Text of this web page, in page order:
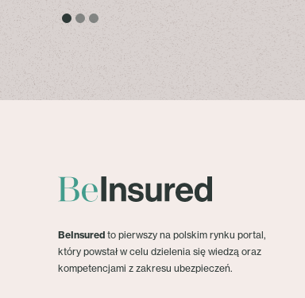
BeInsured to pierwszy na polskim rynku portal,
który powstał w celu dzielenia się wiedzą oraz
kompetencjami z zakresu ubezpieczeń.